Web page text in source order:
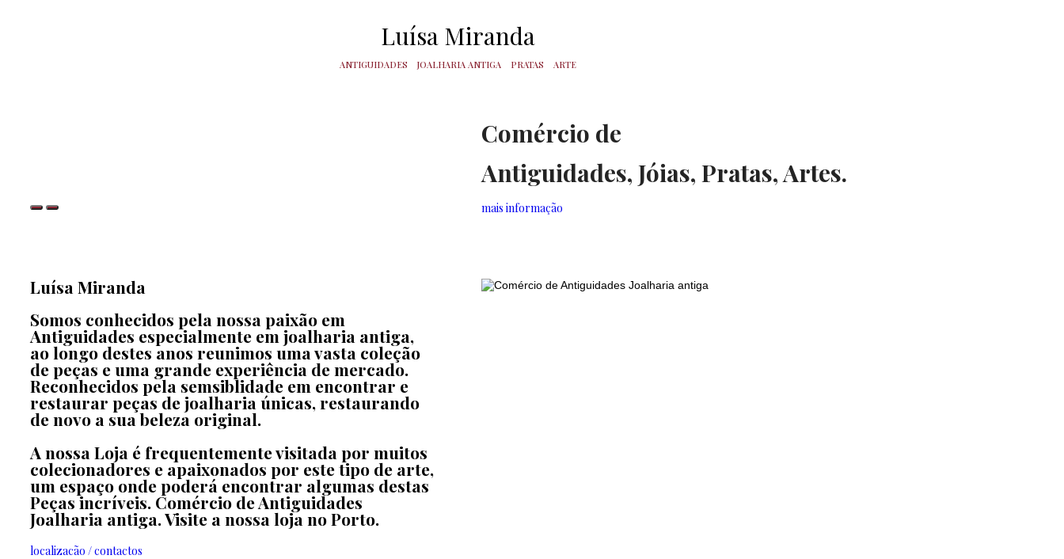
Luísa Miranda
ANTIGUIDADES JOALHARIA ANTIGA PRATAS ARTE
Comércio de
Antiguidades, Jóias, Pratas, Artes.
mais informação
Luísa Miranda
Somos conhecidos pela nossa paixão em
Antiguidades especialmente em joalharia antiga,
ao longo destes anos reunimos uma vasta coleção
de peças e uma grande experiência de mercado.
Reconhecidos pela semsiblidade em encontrar e
restaurar peças de joalharia únicas, restaurando
de novo a sua beleza original.
A nossa Loja é frequentemente visitada por muitos
colecionadores e apaixonados por este tipo de arte,
um espaço onde poderá encontrar algumas destas
Peças incríveis. Comércio de Antiguidades
Joalharia antiga. Visite a nossa loja no Porto.
localizacão / contactos